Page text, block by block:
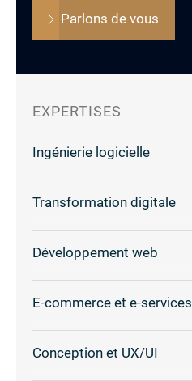
Parlons de vous
EXPERTISES
Ingénierie logicielle
Transformation digitale
Développement web
E-commerce et e-services
Conception et UX/UI